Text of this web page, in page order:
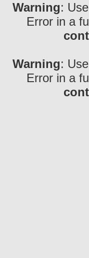
Warning:
Error in a
Warning:
Error in a